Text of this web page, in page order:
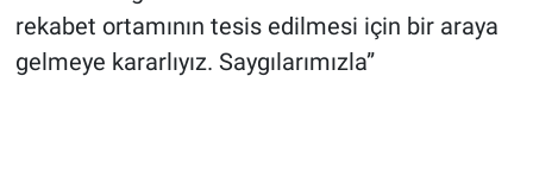
rekabet ortamının tesis edilmesi için bir araya
gelmeye kararlıyız. Saygılarımızla”